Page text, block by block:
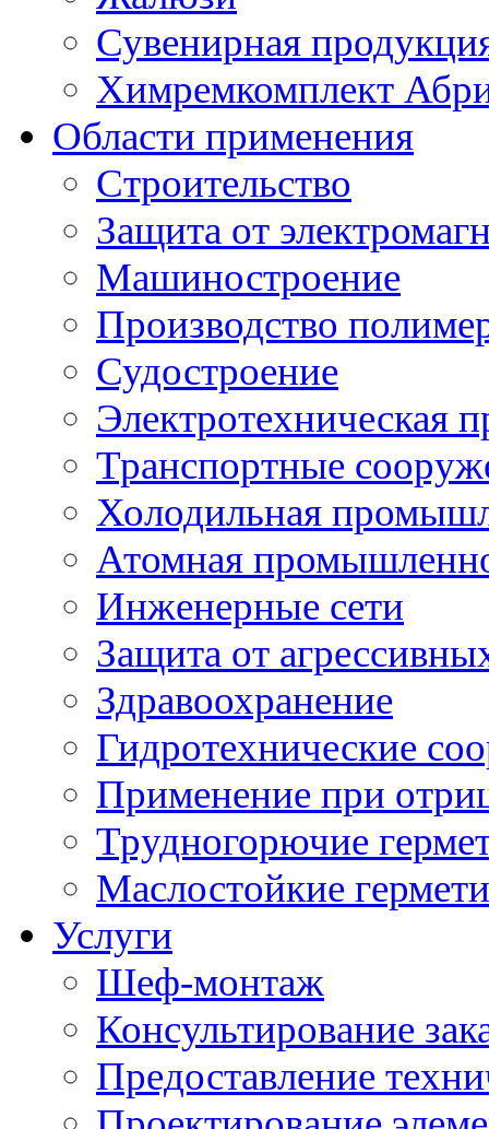
Сувенирная
Химремкомплект
Области применения
Строительство
Защита от
Машиностроение
Производство
Судостроение
Электротехническая
Транспортные
Холодильная
Атомная
Инженерные сети
Защита от
Здравоохранение
Гидротехнические
Применение при
Трудногорючие
Маслостойкие
Услуги
Шеф-монтаж
Консультирование
Предоставление